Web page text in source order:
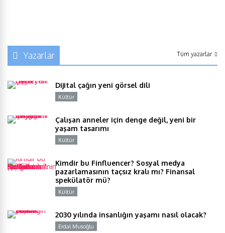
Yazarlar Tüm yazarlar
Dijital çağın yeni görsel dili
Kültür
Çalışan anneler için denge değil, yeni bir
yaşam tasarımı
Kültür
Kimdir bu Finfluencer? Sosyal medya
pazarlamasının taçsız kralı mı? Finansal
spekülatör mü?
Kültür
2030 yılında insanlığın yaşamı nasıl olacak?
Erdal Musoğlu